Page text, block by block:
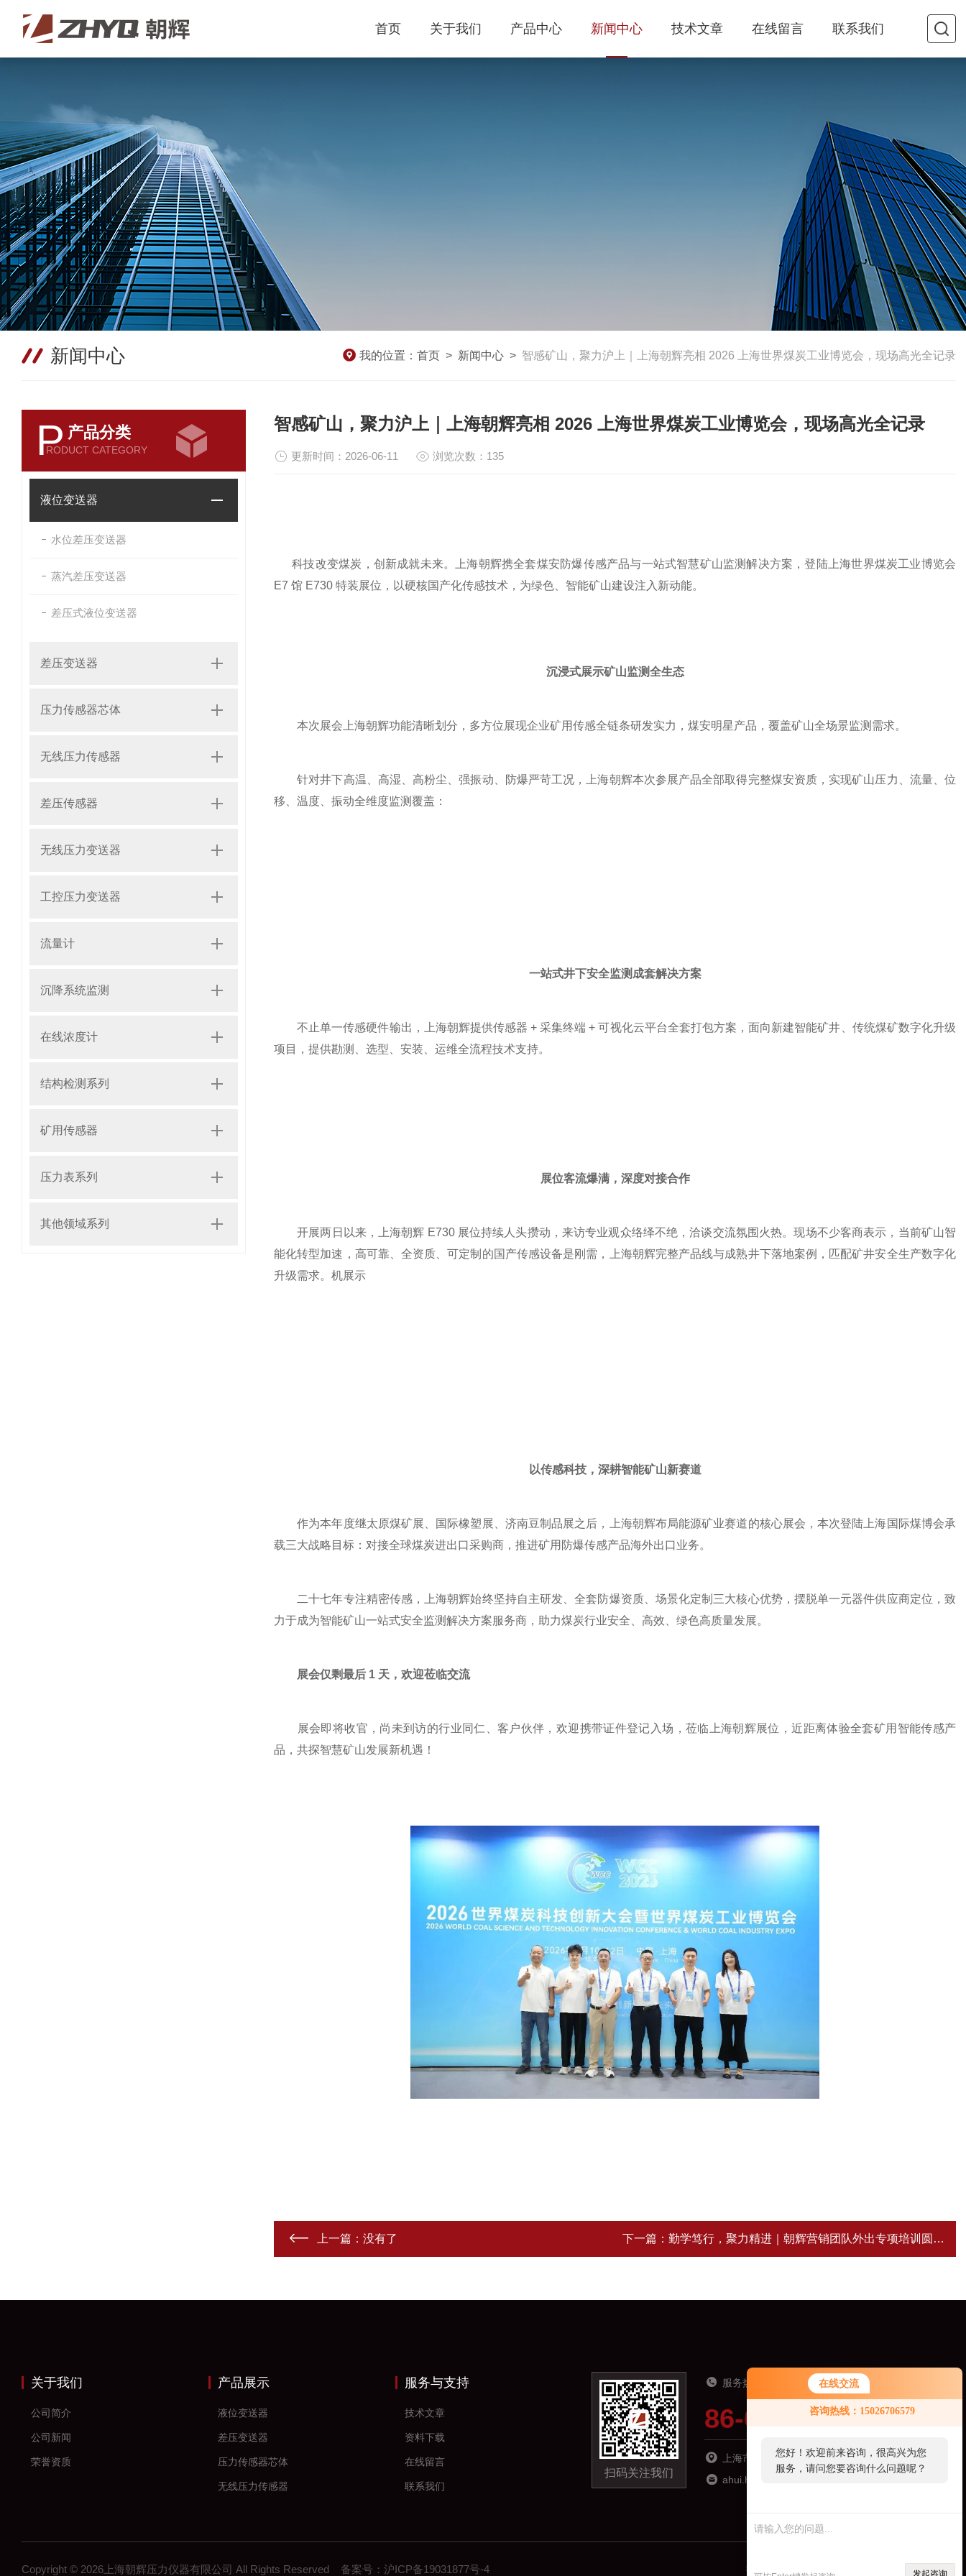
在线交流
咨询热线：15026706579
您好！欢迎前来咨询，很高兴为您
服务，请问您要咨询什么问题呢？
发起咨询
首页 关于我们 产品中心 新闻中心 技术文章 在线留言 联系我们
新闻中心 我的位置： 首页 > 新闻中心 > 智感矿山，聚力沪上｜上海朝辉亮相 2026 上海世界煤炭工业博览会，现场高光全记录
P 产品分类
RODUCT CATEGORY
液位变送器
水位差压变送器
蒸汽差压变送器
差压式液位变送器
差压变送器
压力传感器芯体
无线压力传感器
差压传感器
无线压力变送器
工控压力变送器
流量计
沉降系统监测
在线浓度计
结构检测系列
矿用传感器
压力表系列
其他领域系列
智感矿山，聚力沪上｜上海朝辉亮相 2026 上海世界煤炭工业博览会，现场高光全记录
更新时间：2026-06-11 浏览次数：135
科技改变煤炭，创新成就未来。上海朝辉携全套煤安防爆传感产品与一站式智慧矿山监测解决方案，登陆上海世界煤炭工业博览会
E7 馆 E730 特装展位，以硬核国产化传感技术，为绿色、智能矿山建设注入新动能。
沉浸式展示矿山监测全生态
本次展会上海朝辉功能清晰划分，多方位展现企业矿用传感全链条研发实力，煤安明星产品，覆盖矿山全场景监测需求。
针对井下高温、高湿、高粉尘、强振动、防爆严苛工况，上海朝辉本次参展产品全部取得完整煤安资质，实现矿山压力、流量、位
移、温度、振动全维度监测覆盖：
一站式井下安全监测成套解决方案
不止单一传感硬件输出，上海朝辉提供传感器 + 采集终端 + 可视化云平台全套打包方案，面向新建智能矿井、传统煤矿数字化升级
项目，提供勘测、选型、安装、运维全流程技术支持。
展位客流爆满，深度对接合作
开展两日以来，上海朝辉 E730 展位持续人头攒动，来访专业观众络绎不绝，洽谈交流氛围火热。现场不少客商表示，当前矿山智
能化转型加速，高可靠、全资质、可定制的国产传感设备是刚需，上海朝辉完整产品线与成熟井下落地案例，匹配矿井安全生产数字化
升级需求。机展示
以传感科技，深耕智能矿山新赛道
作为本年度继太原煤矿展、国际橡塑展、济南豆制品展之后，上海朝辉布局能源矿业赛道的核心展会，本次登陆上海国际煤博会承
载三大战略目标：对接全球煤炭进出口采购商，推进矿用防爆传感产品海外出口业务。
二十七年专注精密传感，上海朝辉始终坚持自主研发、全套防爆资质、场景化定制三大核心优势，摆脱单一元器件供应商定位，致
力于成为智能矿山一站式安全监测解决方案服务商，助力煤炭行业安全、高效、绿色高质量发展。
展会仅剩最后 1 天，欢迎莅临交流
展会即将收官，尚未到访的行业同仁、客户伙伴，欢迎携带证件登记入场，莅临上海朝辉展位，近距离体验全套矿用智能传感产
品，共探智慧矿山发展新机遇！
上一篇：没有了 下一篇： 勤学笃行，聚力精进｜朝辉营销团队外出专项培训圆满落幕
关于我们
公司简介
公司新闻
荣誉资质
产品展示
液位变送器
差压变送器
压力传感器芯体
无线压力传感器
服务与支持
技术文章
资料下载
在线留言
联系我们
扫码关注我们
服务热线
86-021-51691919
上海市松江区南乐路1276弄115号8号楼6楼
ahui.hu@zhyqsensor.com
Copyright © 2026上海朝辉压力仪器有限公司 All Rights Reserved 备案号： 沪ICP备19031877号-4 技术支持： sitemap.xml